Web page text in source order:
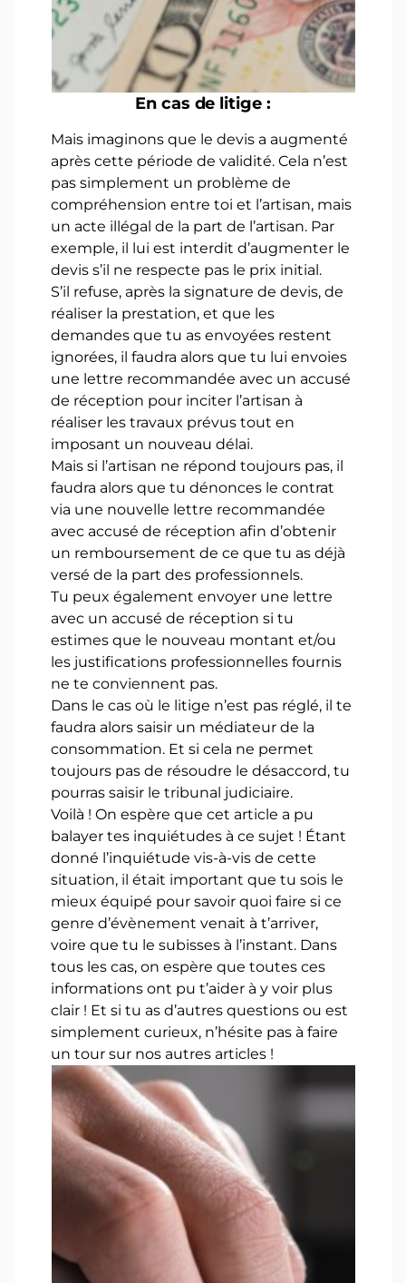
En cas de litige :
Mais imaginons que le devis a augmenté
après cette période de validité. Cela n’est
pas simplement un problème de
compréhension entre toi et l’artisan, mais
un acte illégal de la part de l’artisan. Par
exemple, il lui est interdit d’augmenter le
devis s’il ne respecte pas le prix initial.
S’il refuse, après la signature de devis, de
réaliser la prestation, et que les
demandes que tu as envoyées restent
ignorées, il faudra alors que tu lui envoies
une lettre recommandée avec un accusé
de réception pour inciter l’artisan à
réaliser les travaux prévus tout en
imposant un nouveau délai.
Mais si l’artisan ne répond toujours pas, il
faudra alors que tu dénonces le contrat
via une nouvelle lettre recommandée
avec accusé de réception afin d’obtenir
un remboursement de ce que tu as déjà
versé de la part des professionnels.
Tu peux également envoyer une lettre
avec un accusé de réception si tu
estimes que le nouveau montant et/ou
les justifications professionnelles fournis
ne te conviennent pas.
Dans le cas où le litige n’est pas réglé, il te
faudra alors saisir un médiateur de la
consommation. Et si cela ne permet
toujours pas de résoudre le désaccord, tu
pourras saisir le tribunal judiciaire.
Voilà ! On espère que cet article a pu
balayer tes inquiétudes à ce sujet ! Étant
donné l’inquiétude vis-à-vis de cette
situation, il était important que tu sois le
mieux équipé pour savoir quoi faire si ce
genre d’évènement venait à t’arriver,
voire que tu le subisses à l’instant. Dans
tous les cas, on espère que toutes ces
informations ont pu t’aider à y voir plus
clair ! Et si tu as d’autres questions ou est
simplement curieux, n’hésite pas à faire
un tour sur nos autres articles !